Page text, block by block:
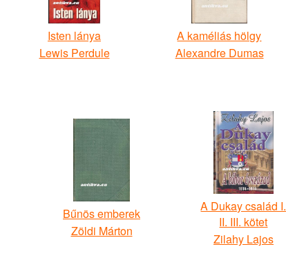
Isten lánya
Lewis Perdule
A kaméliás hölgy
Alexandre Dumas
Bűnös emberek
Zöldi Márton
A Dukay család I.
II. III. kötet
Zilahy Lajos